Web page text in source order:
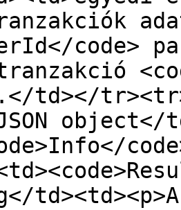
code>
td></